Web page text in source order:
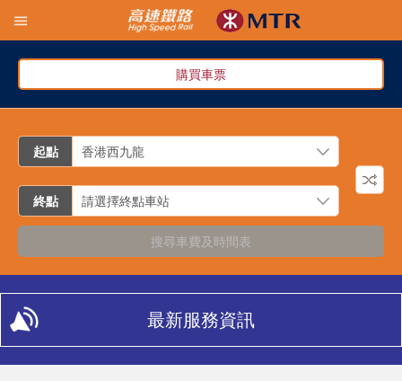
購買車票
起點
終點
搜尋車費及時間表
最新服務資訊